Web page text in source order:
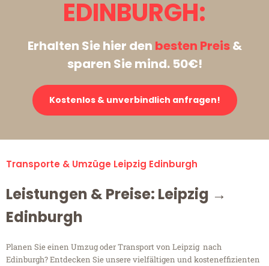
EDINBURGH:
Erhalten Sie hier den besten Preis&
sparen Sie mind. 50€!
Kostenlos & unverbindlich anfragen!
Transporte & Umzüge Leipzig Edinburgh
Leistungen & Preise: Leipzig →
Edinburgh
Planen Sie einen Umzug oder Transport von Leipzig nach
Edinburgh? Entdecken Sie unsere vielfältigen und kosteneffizienten